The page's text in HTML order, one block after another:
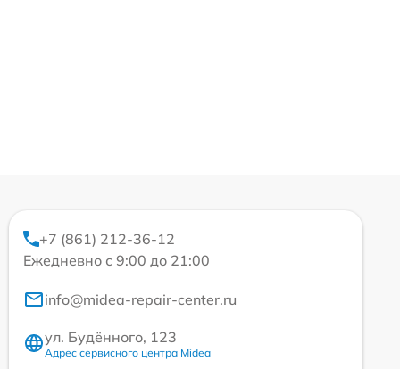
+7 (861) 212-36-12
Ежедневно с 9:00 до 21:00
info@midea-repair-center.ru
ул. Будённого, 123
Адрес сервисного центра Midea